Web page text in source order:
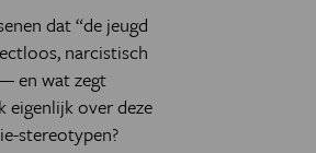
dat “de jeugd
narcistisch
en wat zegt
eigenlijk over deze
stereotypen?